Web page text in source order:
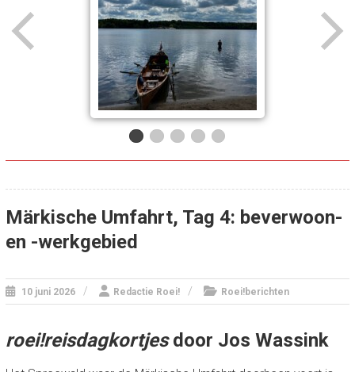
Märkische Umfahrt, Tag 4: beverwoon-
en -werkgebied
10 juni 2026 Redactie Roei! Roei!berichten
roei!reisdagkortjesdoor Jos Wassink